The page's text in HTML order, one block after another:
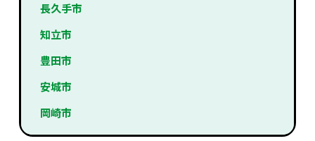
長久手市
知立市
豊田市
安城市
岡崎市